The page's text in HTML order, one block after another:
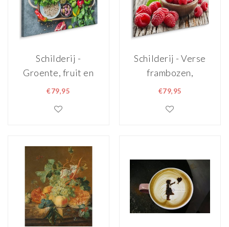
Schilderij -
Groente, fruit en
kruiden, multi-
geprijsd
€79,95
Schilderij - Verse
frambozen,
rood/bruin,
€79,95